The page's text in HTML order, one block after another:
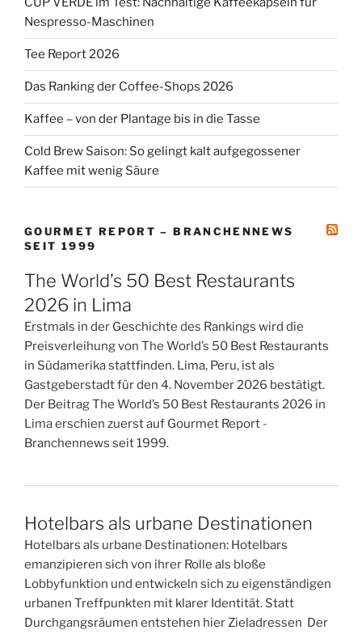
Nespresso-Maschinen
Tee Report 2026
Das Ranking der Coffee-Shops 2026
Kaffee – von der Plantage bis in die Tasse
Cold Brew Saison: So gelingt kalt aufgegossener
Kaffee mit wenig Säure
GOURMET REPORT – BRANCHENNEWS
SEIT 1999
The World’s 50 Best Restaurants
2026 in Lima
Erstmals in der Geschichte des Rankings wird die
Preisverleihung von The World’s 50 Best Restaurants
in Südamerika stattfinden. Lima, Peru, ist als
Gastgeberstadt für den 4. November 2026 bestätigt.
Der Beitrag The World’s 50 Best Restaurants 2026 in
Lima erschien zuerst auf Gourmet Report -
Branchennews seit 1999.
Hotelbars als urbane Destinationen
Hotelbars als urbane Destinationen: Hotelbars
emanzipieren sich von ihrer Rolle als bloße
Lobbyfunktion und entwickeln sich zu eigenständigen
urbanen Treffpunkten mit klarer Identität. Statt
Durchgangsräumen entstehen hier Zieladressen Der